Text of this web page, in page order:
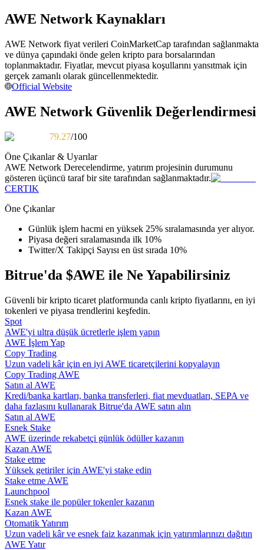
Kâr paylaşımı ve kopya ticaret komisyonlarının tadını çıkarın
Bilgi
Ticaret bilgileri vb. dahil olmak üzere büyük veri analizi.
Rehber
Vadeli İşlemler Başlangıç Kılavuzu
Ticaret stratejileri
Nasıl kârlı kalabileceğinizi öğrenin
AWE Network Kaynakları
AWE Network fiyat verileri CoinMarketCap tarafından sağlanmakta
ve dünya çapındaki önde gelen kripto para borsalarından
toplanmaktadır. Fiyatlar, mevcut piyasa koşullarını yansıtmak için
gerçek zamanlı olarak güncellenmektedir.
Official Website
AWE Network Güvenlik Değerlendirmesi
79.27/100
Öne Çıkanlar & Uyarılar
AWE Network Derecelendirme, yatırım projesinin durumunu
gösteren üçüncü taraf bir site tarafından sağlanmaktadır.
CERTIK
Öne Çıkanlar
Günlük işlem hacmi en yüksek 25% sıralamasında yer alıyor.
Piyasa değeri sıralamasında ilk 10%
Twitter/X Takipçi Sayısı en üst sırada 10%
Bitrue'da $AWE ile Ne Yapabilirsiniz
Güvenli bir kripto ticaret platformunda canlı kripto fiyatlarını, en iyi
tokenleri ve piyasa trendlerini keşfedin.
Spot
AWE'yi ultra düşük ücretlerle işlem yapın
AWE İşlem Yap
Copy Trading
Uzun vadeli kâr için en iyi AWE ticaretçilerini kopyalayın
Copy Trading AWE
Satın al AWE
Kredi/banka kartları, banka transferleri, fiat mevduatları, SEPA ve
daha fazlasını kullanarak Bitrue'da AWE satın alın
Satın al AWE
Esnek Stake
AWE üzerinde rekabetçi günlük ödüller kazanın
Kazan AWE
Stake etme
Yüksek getiriler için AWE'yi stake edin
Stake etme AWE
Launchpool
Esnek stake ile popüler tokenler kazanın
Kazan AWE
Otomatik Yatırım
Uzun vadeli kâr ve esnek faiz kazanmak için yatırımlarınızı dağıtın
AWE Yatır